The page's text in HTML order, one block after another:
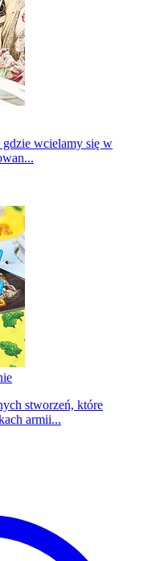
gdzie wcielamy się w
stworzeń, które
armii...